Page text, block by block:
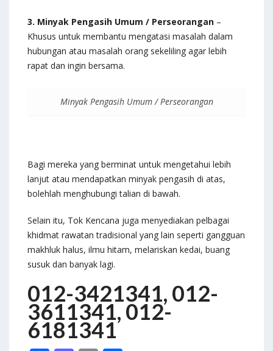
3. Minyak Pengasih Umum / Perseorangan –
Khusus untuk membantu mengatasi masalah dalam
hubungan atau masalah orang sekeliling agar lebih
rapat dan ingin bersama.
Minyak Pengasih Umum / Perseorangan
Bagi mereka yang berminat untuk mengetahui lebih
lanjut atau mendapatkan minyak pengasih di atas,
bolehlah menghubungi talian di bawah.
Selain itu, Tok Kencana juga menyediakan pelbagai
khidmat rawatan tradisional yang lain seperti gangguan
makhluk halus, ilmu hitam, melariskan kedai, buang
susuk dan banyak lagi.
012-3421341, 012-
3611341, 012-
6181341